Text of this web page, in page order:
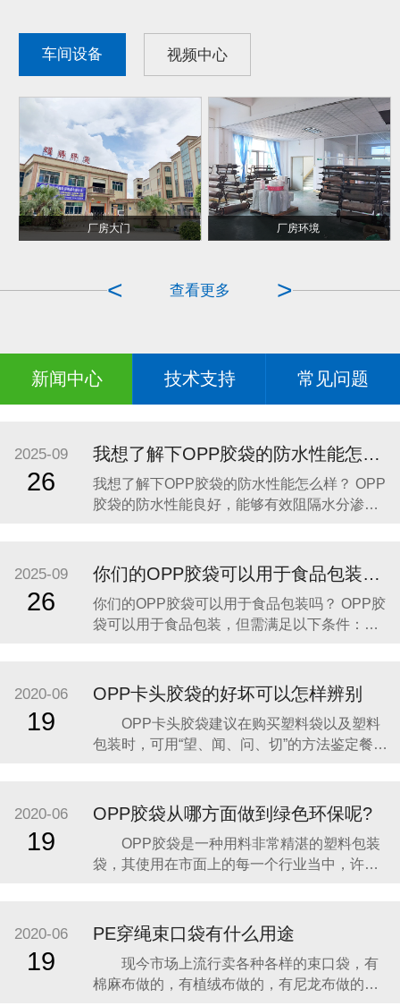
车间设备 视频中心
厂房大门 厂房环境
>
查看更多
<
POF热收缩包装 手提袋对折烫边成型
新闻中心 技术支持 常见问题
2025-09
26
我想了解下OPP胶袋的防水性能怎么样？
我想了解下OPP胶袋的防水性能怎么样？ OPP
胶袋的防水性能良好，能够有效阻隔水分渗
由聚丙烯薄膜制成，这种材料具有天然的抗水
性，水分不易渗透，能够为内装物品提供可靠
的防水保护。 实际应用表现： 防潮防水：OPP
胶袋
2025-09
26
你们的OPP胶袋可以用于食品包装吗？
你们的OPP胶袋可以用于食品包装吗？ OPP胶
袋可以用于食品包装，但需满足以下条件：
透明度，能清晰展示食品外观，提升消费者购
买欲望。 密封性强：新型OPP膜的密封性是传
统膜的一倍以上，可有效阻隔空气、灰尘和湿
2020-06
19
OPP卡头胶袋的好坏可以怎样辨别
OPP卡头胶袋建议在购买塑料袋以及塑料
包装时，可用“望、闻、问、切”的方法鉴定餐用
以免引发意外；其次是看商品标签上是否有QS
标志，这是对接触食物的塑料制品的国家标准
认证，观察产品时，及格商品绝不会出现透光
性差或
2020-06
19
OPP胶袋从哪方面做到绿色环保呢?
OPP胶袋是一种用料非常精湛的塑料包装
袋，其使用在市面上的每一个行业当中，许多
胶袋环保性能就必须要重视了，如果做不好，
那么多的塑料一下子被浪费掉，会导致环境巨
大污染的，长期这样使用，对整个地球的生态
环境造成了
2020-06
19
PE穿绳束口袋有什么用途
现今市场上流行卖各种各样的束口袋，有
棉麻布做的，有植绒布做的，有尼龙布做的等